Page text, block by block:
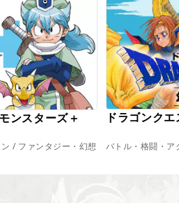
ンスターズ＋
/ ファンタジー・幻想
ドラゴンク
バトル・格闘・ア